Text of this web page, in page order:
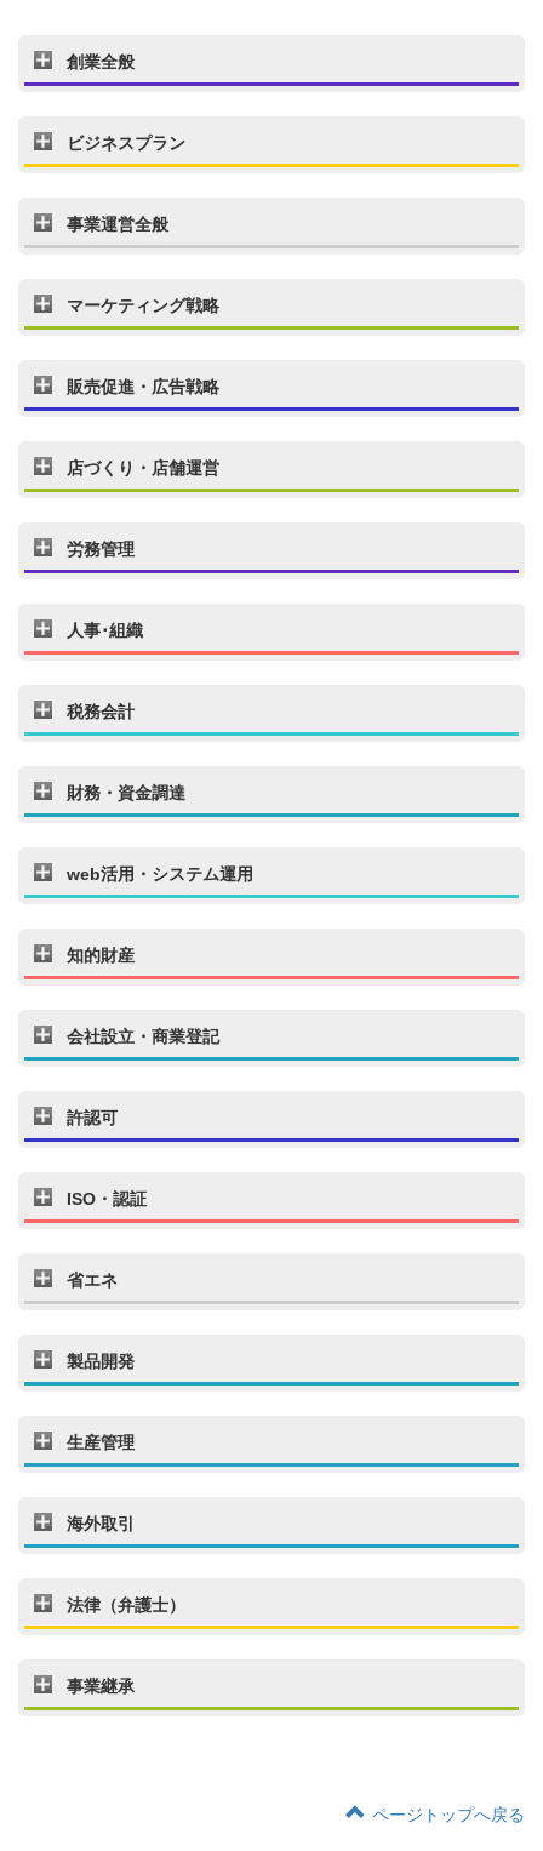
創業全般
ビジネスプラン
事業運営全般
マーケティング戦略
販売促進・広告戦略
店づくり・店舗運営
労務管理
人事･組織
税務会計
財務・資金調達
web活用・システム運用
知的財産
会社設立・商業登記
許認可
ISO・認証
省エネ
製品開発
生産管理
海外取引
法律（弁護士）
事業継承
ページトップへ戻る